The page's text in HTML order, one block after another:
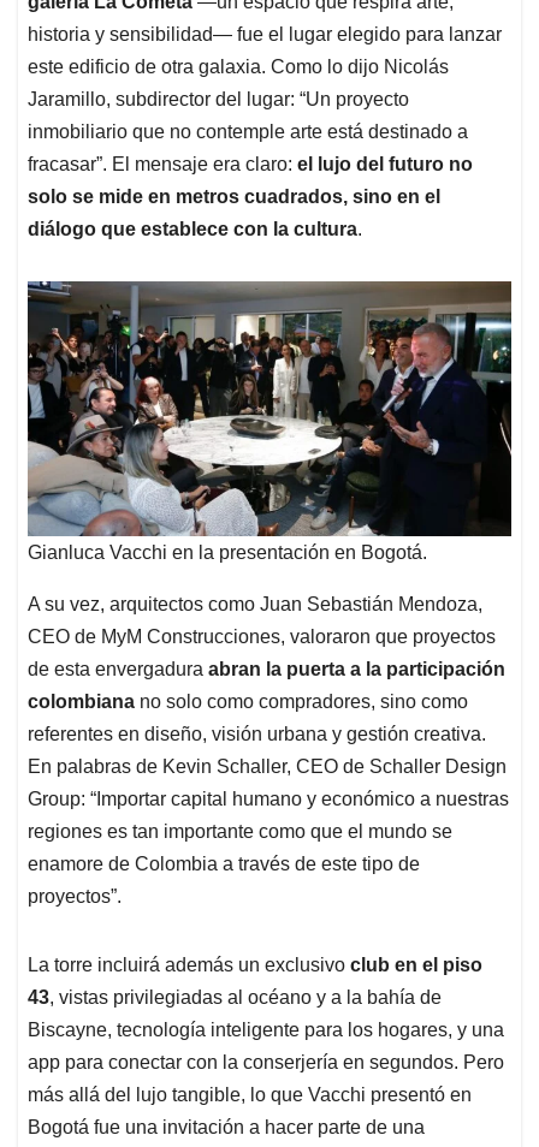
historia y sensibilidad— fue el lugar elegido para lanzar
este edificio de otra galaxia. Como lo dijo Nicolás
Jaramillo, subdirector del lugar: “Un proyecto
inmobiliario que no contemple arte está destinado a
fracasar”. El mensaje era claro: el lujo del futuro no
solo se mide en metros cuadrados, sino en el
diálogo que establece con la cultura.
Gianluca Vacchi en la presentación en Bogotá.
A su vez, arquitectos como Juan Sebastián Mendoza,
CEO de MyM Construcciones, valoraron que proyectos
de esta envergadura abran la puerta a la participación
colombiana no solo como compradores, sino como
referentes en diseño, visión urbana y gestión creativa.
En palabras de Kevin Schaller, CEO de Schaller Design
Group: “Importar capital humano y económico a nuestras
regiones es tan importante como que el mundo se
enamore de Colombia a través de este tipo de
proyectos”.
La torre incluirá además un exclusivo club en el piso
43, vistas privilegiadas al océano y a la bahía de
Biscayne, tecnología inteligente para los hogares, y una
app para conectar con la conserjería en segundos. Pero
más allá del lujo tangible, lo que Vacchi presentó en
Bogotá fue una invitación a hacer parte de una